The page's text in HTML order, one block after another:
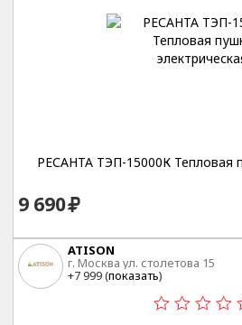
РЕСАНТА ТЭП-15000К Тепловая
9 690
ATISON
г. Москва ул. столетова 15
+7 999 (показать)